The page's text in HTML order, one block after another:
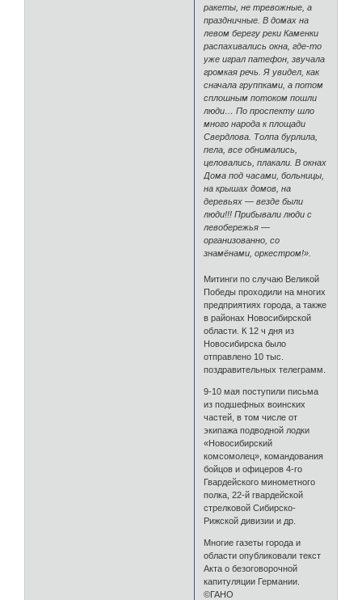
ракеты, не тревожные, а
праздничные. В домах на
левом берегу реки Каменки
распахивались окна, где-то
уже играл патефон, звучала
громкая речь. Я увидел, как
сначала группками, а потом
сплошным потоком пошли
люди… По проспекту шло
много народа к площади
Свердлова. Толпа бурлила,
пела, все обнимались,
целовались, плакали. В окнах
Дома под часами, больницы,
на крышах домов, на
деревьях — везде были
люди!!! Прибывали люди с
левобережья —
организованно, со
знамёнами, оркестром!».
Митинги по случаю Великой
Победы проходили на многих
предприятиях города, а также
в районах Новосибирской
области. К 12 ч дня из
Новосибирска было
отправлено 10 тыс.
поздравительных телеграмм.
9-10 мая поступили письма
из подшефных воинских
частей, в том числе от
экипажа подводной лодки
«Новосибирский
комсомолец», командования
бойцов и офицеров 4-го
Гвардейского минометного
полка, 22-й гвардейской
стрелковой Сибирско-
Рижской дивизии и др.
Многие газеты города и
области опубликовали текст
Акта о безоговорочной
капитуляции Германии.
©ГАНО